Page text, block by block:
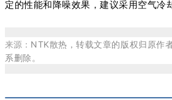
定的性能和降噪效果，建议采用空气冷
来源： NTK散热，转载文章的版权归原作
系删除。